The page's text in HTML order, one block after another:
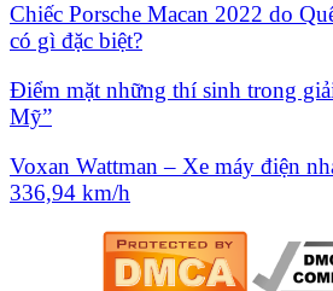
Chiếc Porsche Macan 2022 do
có gì đặc biệt?
Điểm mặt những thí sinh trong
Mỹ”
Voxan Wattman – Xe máy điện
336,94 km/h